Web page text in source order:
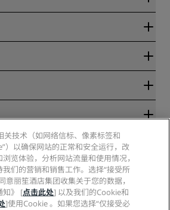
关技术（如网络信标、像素标签和
）以确保网站的正常和安全运行，改
览体验，分析网站流量和使用情况，
们的营销和销售工作。选择“接受所
意丽笙酒店集团收集关于您的数据，
知》 [点击此处] 以及我们的Cookie和
]使用Cookie 。如果您选择“仅接受必